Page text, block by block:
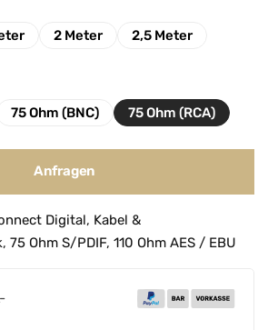
2 Meter 2,5 Meter
75 Ohm (BNC) 75 Ohm (RCA)
Anfragen
Digital, Kabel &
, 75 Ohm S/PDIF, 110 Ohm AES / EBU